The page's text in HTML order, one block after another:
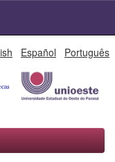
Español Português